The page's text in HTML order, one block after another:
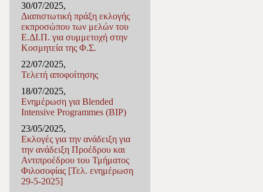
30/07/2025,
Διαπιστωτική πράξη εκλογής
εκπροσώπου των μελών του
Ε.ΔΙ.Π. για συμμετοχή στην
Κοσμητεία της Φ.Σ.
22/07/2025,
Τελετή αποφοίτησης
18/07/2025,
Ενημέρωση για Blended
Intensive Programmes (BIP)
23/05/2025,
Εκλογές για την ανάδειξη για
την ανάδειξη Προέδρου και
Αντιπροέδρου του Τμήματος
Φιλοσοφίας [Τελ. ενημέρωση
29-5-2025]